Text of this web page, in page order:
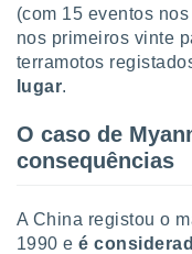
(com 15 eventos
nos primeiros vinte
terramotos
lugar.
O caso de
consequências
A China registou o
1990 eé